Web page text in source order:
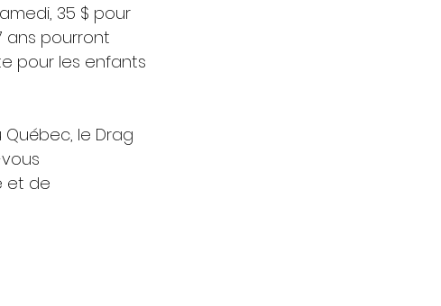
35 $ pour
ans pourront
pour les enfants
le Drag
et de